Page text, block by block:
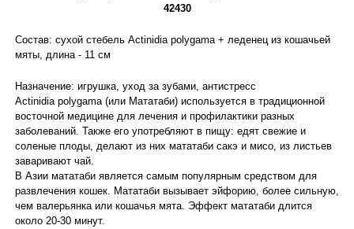
42430
Состав: сухой стебель Actinidia polygama + леденец из кошачьей
мяты, длина - 11 см
Назначение: игрушка, уход за зубами, антистресс
Actinidia polygama (или Мататаби) используется в традиционной
восточной медицине для лечения и профилактики разных
заболеваний. Также его употребляют в пищу: едят свежие и
соленые плоды, делают из них мататаби сакэ и мисо, из листьев
заваривают чай.
В Азии мататаби является самым популярным средством для
развлечения кошек. Мататаби вызывает эйфорию, более сильную,
чем валерьянка или кошачья мята. Эффект мататаби длится
около 20-30 минут.